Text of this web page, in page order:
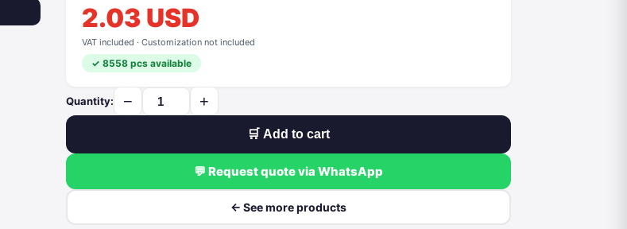
2.03 USD
VAT included · Customization not included
✓ 8558 pcs available
Quantity: − +
🛒 Add to cart
💬 Request quote via WhatsApp
← See more products